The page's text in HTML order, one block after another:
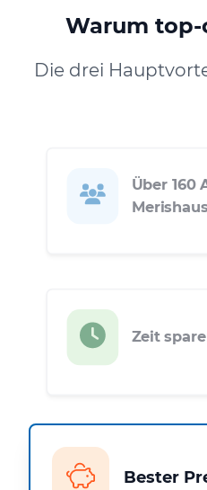
Warum
Die drei
Über 160
Zeit
Bester